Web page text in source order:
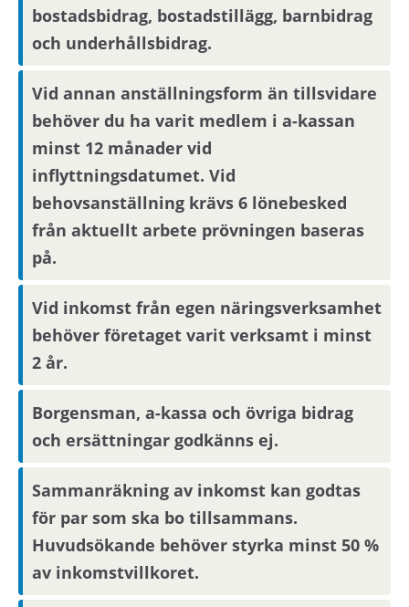
Parkering
Lediga parkeringsplatser söks via hyresvärdens
webbplats.
Visningsinformation
Bostaden kommer inte att visas. Det betyder att
du behöver ta ställning till om du vill flytta in i
bostaden endast utifrån informationen i
annonsen. För bostadssökanden med längst
kötid efter avslutad annonseringsperiod blir
intresseanmälan bindande, övriga
bostadssökande kan avanmäla sitt intresse.
Om du har längst kötid efter avslutad
annonseringsperiod kommer din
intresseanmälan att bli bindande.
Boendereferenser
Om du blir aktuell för bostaden behöver du
kontakta din nuvarande hyresvärd och
godkänna att denne lämnar ut
bostadsbidrag, bostadstillägg, barnbidrag
och underhållsbidrag.
Vid annan anställningsform än tillsvidare
behöver du ha varit medlem i a-kassan
minst 12 månader vid
inflyttningsdatumet. Vid
behovsanställning krävs 6 lönebesked
från aktuellt arbete prövningen baseras
på.
Vid inkomst från egen näringsverksamhet
behöver företaget varit verksamt i minst
2 år.
Borgensman, a-kassa och övriga bidrag
och ersättningar godkänns ej.
Sammanräkning av inkomst kan godtas
för par som ska bo tillsammans.
Huvudsökande behöver styrka minst 50 %
av inkomstvillkoret.